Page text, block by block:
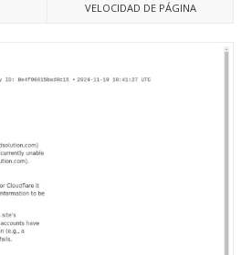
VELOCIDAD DE PÁGINA